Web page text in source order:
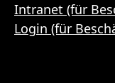
Intranet (für
Login (für